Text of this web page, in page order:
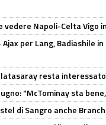
vedere Napoli-Celta Vigo
Ajax per Lang, Badiashile
resta
"McTominay sta
di Sangro anche